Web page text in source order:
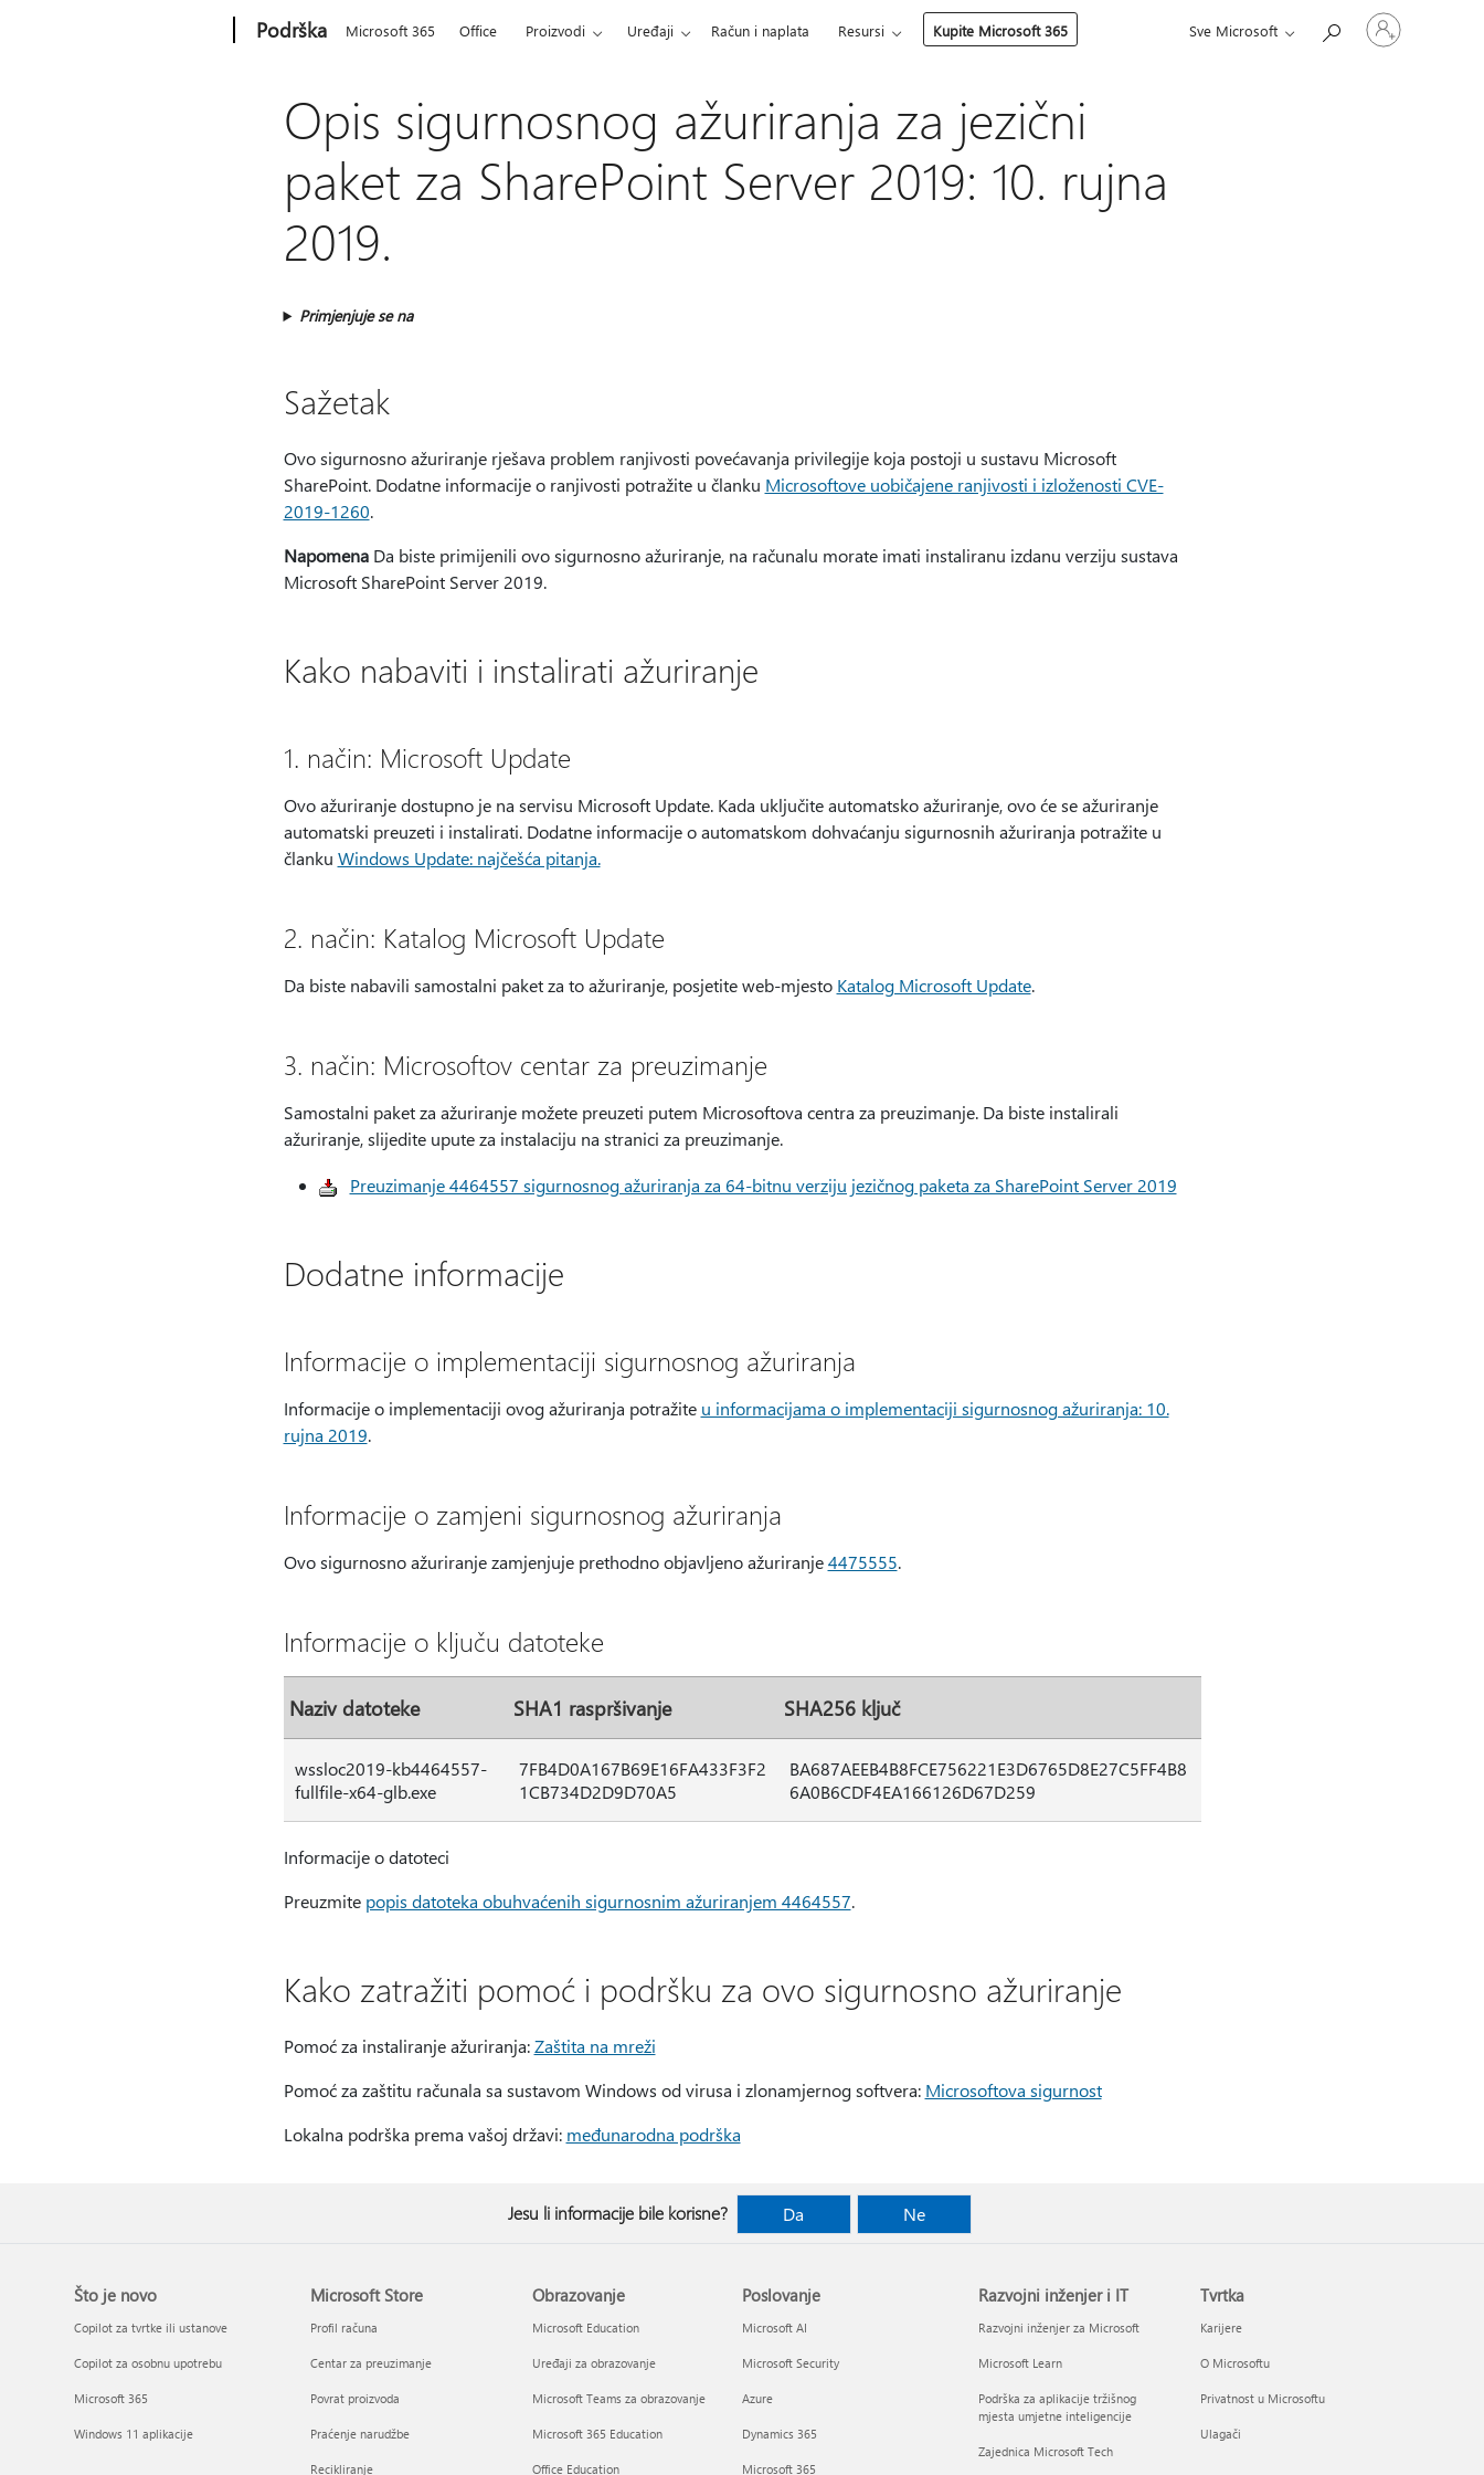
Podrška Microsoft 365 Office Proizvodi Uređaji Račun i naplata Resursi Kupite Microsoft 365 Sve Microsoft
Prijavite
se
Opis sigurnosnog ažuriranja za jezični
paket za SharePoint Server 2019: 10. rujna
2019.
Primjenjuje se na
Sažetak
Ovo sigurnosno ažuriranje rješava problem ranjivosti povećavanja privilegije koja postoji u sustavu Microsoft
SharePoint. Dodatne informacije o ranjivosti potražite u članku Microsoftove uobičajene ranjivosti i izloženosti CVE-
2019-1260.
NapomenaDa biste primijenili ovo sigurnosno ažuriranje, na računalu morate imati instaliranu izdanu verziju sustava
Microsoft SharePoint Server 2019.
Kako nabaviti i instalirati ažuriranje
1. način: Microsoft Update
Ovo ažuriranje dostupno je na servisu Microsoft Update. Kada uključite automatsko ažuriranje, ovo će se ažuriranje
automatski preuzeti i instalirati. Dodatne informacije o automatskom dohvaćanju sigurnosnih ažuriranja potražite u
članku Windows Update: najčešća pitanja.
2. način: Katalog Microsoft Update
Da biste nabavili samostalni paket za to ažuriranje, posjetite web-mjesto Katalog Microsoft Update.
3. način: Microsoftov centar za preuzimanje
Samostalni paket za ažuriranje možete preuzeti putem Microsoftova centra za preuzimanje. Da biste instalirali
ažuriranje, slijedite upute za instalaciju na stranici za preuzimanje.
Preuzimanje 4464557 sigurnosnog ažuriranja za 64-bitnu verziju jezičnog paketa za SharePoint Server 2019
Dodatne informacije
Informacije o implementaciji sigurnosnog ažuriranja
Informacije o implementaciji ovog ažuriranja potražite u informacijama o implementaciji sigurnosnog ažuriranja: 10.
rujna 2019.
Informacije o zamjeni sigurnosnog ažuriranja
Ovo sigurnosno ažuriranje zamjenjuje prethodno objavljeno ažuriranje4475555.
Informacije o ključu datoteke
Naziv datoteke SHA1 raspršivanje SHA256 ključ
wssloc2019-kb4464557-
fullfile-x64-glb.exe
7FB4D0A167B69E16FA433F3F2
1CB734D2D9D70A5
BA687AEEB4B8FCE756221E3D6765D8E27C5FF4B8
6A0B6CDF4EA166126D67D259
Informacije o datoteci
Preuzmite popis datoteka obuhvaćenih sigurnosnim ažuriranjem 4464557.
Kako zatražiti pomoć i podršku za ovo sigurnosno ažuriranje
Pomoć za instaliranje ažuriranja:Zaštita na mreži
Pomoć za zaštitu računala sa sustavom Windows od virusa i zlonamjernog softvera: Microsoftova sigurnost
Lokalna podrška prema vašoj državi: međunarodna podrška
Jesu li informacije bile korisne? Da Ne
Što je novo
Copilot za tvrtke ili ustanove
Copilot za osobnu upotrebu
Microsoft 365
Windows 11 aplikacije
Microsoft Store
Profil računa
Centar za preuzimanje
Povrat proizvoda
Praćenje narudžbe
Recikliranje
Obrazovanje
Microsoft Education
Uređaji za obrazovanje
Microsoft Teams za obrazovanje
Microsoft 365 Education
Office Education
Poslovanje
Microsoft AI
Microsoft Security
Azure
Dynamics 365
Microsoft 365
Razvojni inženjer i IT
Razvojni inženjer za Microsoft
Microsoft Learn
Podrška za aplikacije tržišnog
mjesta umjetne inteligencije
Zajednica Microsoft Tech
Tvrtka
Karijere
O Microsoftu
Privatnost u Microsoftu
Ulagači